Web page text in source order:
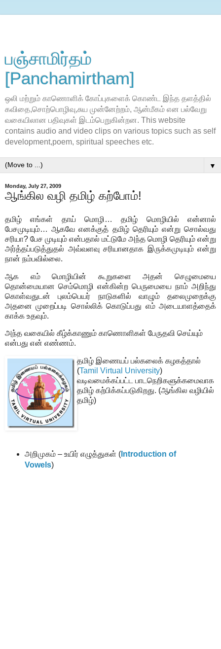
பஞ்சாமிர்தம்
[Panchamirtham]
ஒலி மற்றும் காணொளிக் கோப்புகளைக் கொண்ட இந்த தளத்தில்
கவிதை,சொற்பொழிவு,சுய முன்னேற்றம், ஆன்மீகம் என பல்வேறு
வகையிலான பதிவுகள் இடம்பெறுகின்றன. This website
contains audio and video clips on various topics such as self
development,poem, spiritual speeches etc.
▼
Monday, July 27, 2009
ஆங்கில வழி தமிழ் கற்போம்!
தமிழ் எங்கள் தாய் மொழி… தமிழ் மொழியில் என்னால்
பேசமுடியும்… ஆகவே எனக்குத் தமிழ் தெரியும் என்று சொல்வது
சரியா? பேச முடியும் என்பதால் மட்டுமே அந்த மொழி தெரியும் என்று
அர்த்தப்படுத்துதல் அவ்வளவு சரியானதாக இருக்கமுடியும் என்று
நான் நம்பவில்லை.
ஆக எம் மொழியின் கூறுகளை அதன் செழுமையை
தொன்மையான செம்மொழி என்கின்ற பெருமையை நாம் அறிந்து
கொள்வதுடன் புலம்பெயர் நாடுகளில் வாழும் தலைமுறைக்கு
அதனை முறைப்படி சொல்லிக் கொடுப்பது எம் அடையாளத்தைக்
காக்க உதவும்.
அந்த வகையில் கீழ்க்காணும் காணொளிகள் பேருதவி செய்யும்
என்பது என் எண்ணம்.
தமிழ் இணையப் பல்கலைக் கழகத்தால்
(Tamil Virtual University)
வடிவமைக்கப்பட்ட பாடநெறிகளுக்கமைவாக
தமிழ் கற்பிக்கப்படுகிறது. (ஆங்கில வழியில்
தமிழ்)
அறிமுகம் – உயிர் எழுத்துகள் (Introduction of
Vowels)